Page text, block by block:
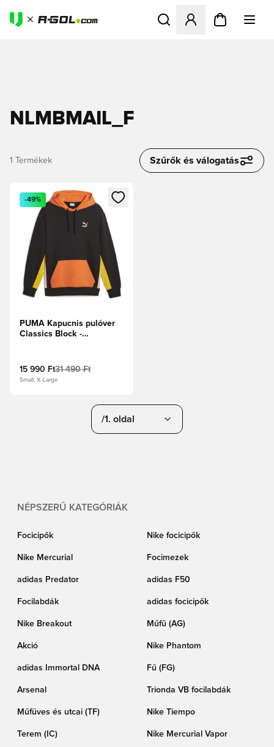
Megnyit egy modált a
NLMBMAIL_F
1 Termékek Szűrők és válogatás
Megnyit egy modált a bejelentkezéshez vagy a tagként
-49%
PUMA Kapucnis pulóver
Classics Block -
15 990 Ft31 490 Ft
Small, X-Large
/1. oldal
NÉPSZERŰ KATEGÓRIÁK
Focicipők Nike focicipők
Nike Mercurial Focimezek
adidas Predator adidas F50
Focilabdák adidas focicipők
Nike Breakout Műfű (AG)
Akció Nike Phantom
adidas Immortal DNA Fű (FG)
Arsenal Trionda VB focilabdák
Műfüves és utcai (TF) Nike Tiempo
Terem (IC) Nike Mercurial Vapor